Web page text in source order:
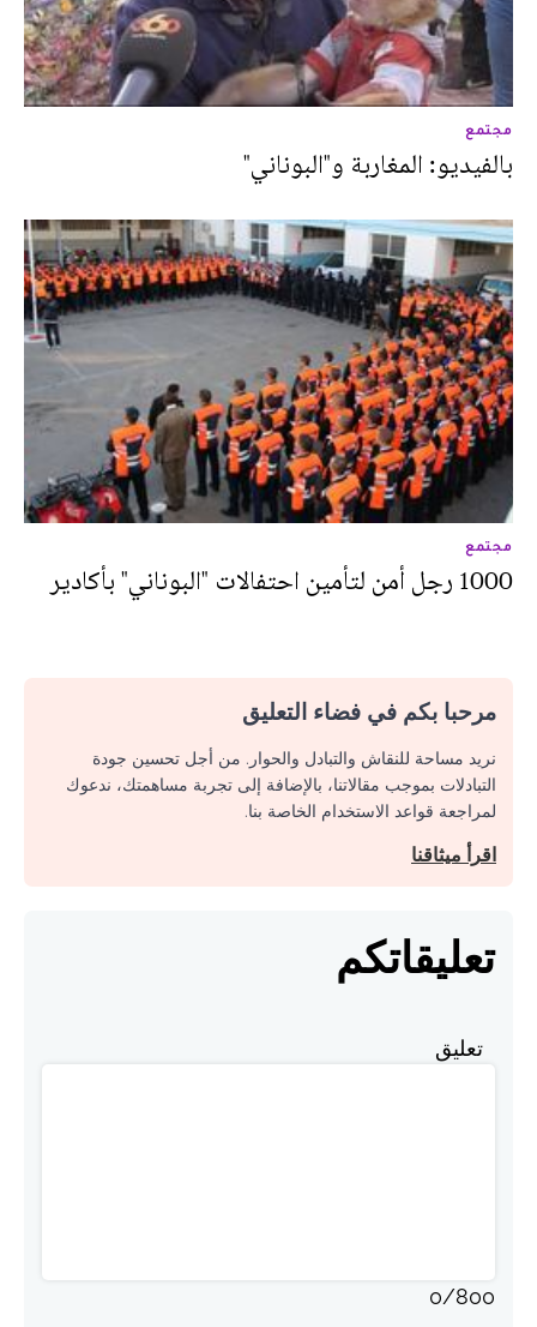
مجتمع
بالفيديو: المغاربة و"البوناني"
مجتمع
1000 رجل أمن لتأمين احتفالات "البوناني" بأكادير
مرحبا بكم في فضاء التعليق
نريد مساحة للنقاش والتبادل والحوار. من أجل تحسين جودة
التبادلات بموجب مقالاتنا، بالإضافة إلى تجربة مساهمتك، ندعوك
لمراجعة قواعد الاستخدام الخاصة بنا.
اقرأ ميثاقنا
تعليقاتكم
تعليق
0/800